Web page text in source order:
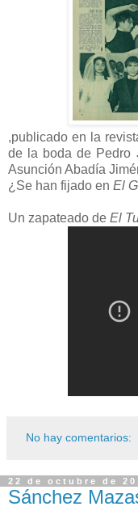
,publicado en la
de la boda de Pedro
Asunción Abadía
¿Se han fijado en El
Un zapateado de El
No hay comentarios:
22 de octubre de
Sánchez